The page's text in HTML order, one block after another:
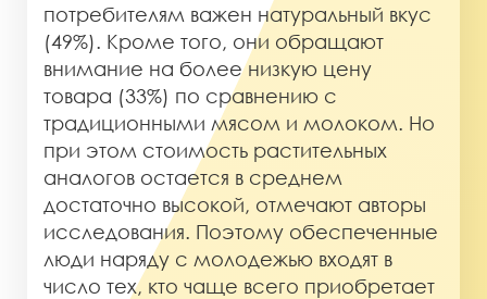
потребителям важен натуральный вкус
(49%). Кроме того, они обращают
внимание на более низкую цену
товара (33%) по сравнению с
традиционными мясом и молоком. Но
при этом стоимость растительных
аналогов остается в среднем
достаточно высокой, отмечают авторы
исследования. Поэтому обеспеченные
люди наряду с молодежью входят в
число тех, кто чаще всего приобретает